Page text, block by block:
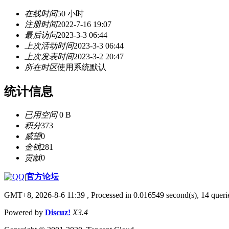
在线时间50 小时
注册时间2022-7-16 19:07
最后访问2023-3-3 06:44
上次活动时间2023-3-3 06:44
上次发表时间2023-3-2 20:47
所在时区使用系统默认
统计信息
已用空间0 B
积分373
威望0
金钱281
贡献0
|官方论坛
GMT+8, 2026-8-6 11:39 , Processed in 0.016549 second(s), 14
Powered by Discuz! X3.4